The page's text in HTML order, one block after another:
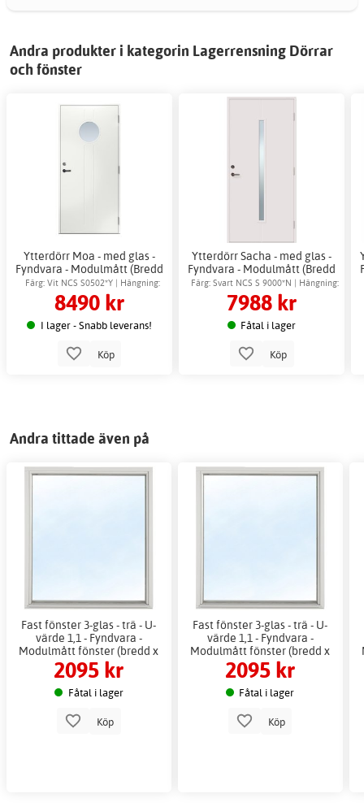
Andra produkter i kategorin Lagerrensning Dörrar
och fönster
Ytterdörr Moa - med glas -
Fyndvara - Modulmått (Bredd
| Höjd dm): 8x21
Färg: Vit NCS S0502*Y | Hängning:
Högerhängd
8490 kr
I lager - Snabb leverans!
Köp
Ytterdörr Sacha - med glas -
Fyndvara - Modulmått (Bredd
| Höjd dm): 10x21
Färg: Svart NCS S 9000*N | Hängning:
Vänsterhängd
7988 kr
Fåtal i lager
Köp
Andra tittade även på
Fast fönster 3-glas - trä - U-
värde 1,1 - Fyndvara -
Modulmått fönster (bredd x
höjd i dm): 11x9
2095 kr
Fåtal i lager
Köp
Fast fönster 3-glas - trä - U-
värde 1,1 - Fyndvara -
Modulmått fönster (bredd x
höjd i dm): 9x16
2095 kr
Fåtal i lager
Köp